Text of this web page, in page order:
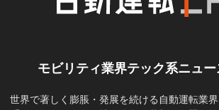
モビリティ業界テック系ニュ
世界で著しく膨脹・発展を続ける自動運転業